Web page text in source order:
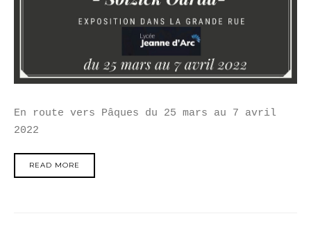
En route vers Pâques du 25 mars au 7 avril
2022
READ MORE